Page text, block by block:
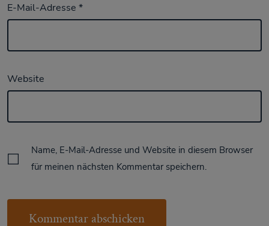
E-Mail-Adresse*
Website
Name, E-Mail-Adresse und Website in diesem Browser
für meinen nächsten Kommentar speichern.